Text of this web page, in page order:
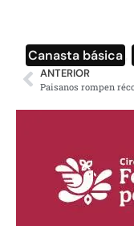
Canasta básica
ANTERIOR